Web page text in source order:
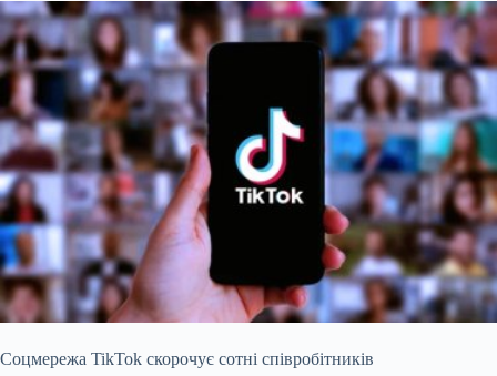
Соцмережа TikTok скорочує сотні співробітників